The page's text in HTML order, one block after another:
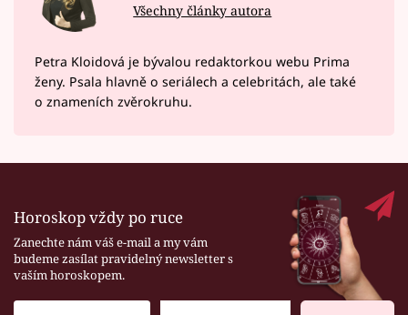
Všechny články autora
Petra Kloidová je bývalou redaktorkou webu Prima
ženy. Psala hlavně o seriálech a celebritách, ale také
o znameních zvěrokruhu.
Horoskop vždy po ruce
Zanechte nám váš e-mail a my vám
budeme zasílat pravidelný newsletter s
vaším horoskopem.